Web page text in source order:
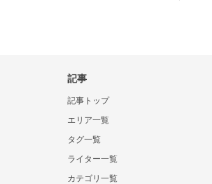
記事
記事トップ
エリア一覧
タグ一覧
ライター一覧
カテゴリ一覧